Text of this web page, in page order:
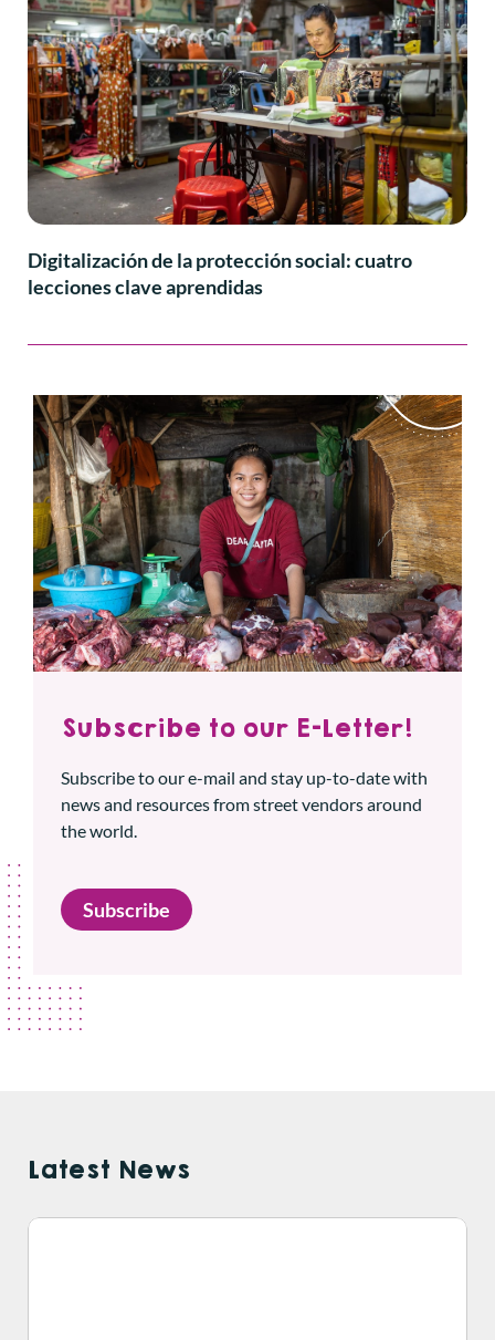
Digitalización de la protección social: cuatro
lecciones clave aprendidas
Subscribe to our E-Letter!
Subscribe to our e-mail and stay up-to-date with
news and resources from street vendors around
the world.
Subscribe
Latest News